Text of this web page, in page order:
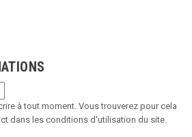
à tout moment. Vous trouverez pour cela
dans les conditions d'utilisation du site.